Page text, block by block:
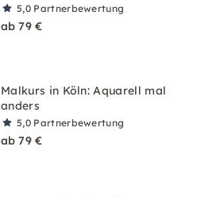
5,0 Partnerbewertung
ab 79 €
Malkurs in Köln: Aquarell mal
anders
5,0 Partnerbewertung
ab 79 €